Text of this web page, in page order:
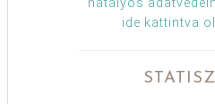
ide kattintva